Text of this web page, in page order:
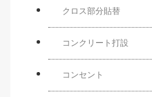
クロス部分貼替
コンクリート打設
コンセント